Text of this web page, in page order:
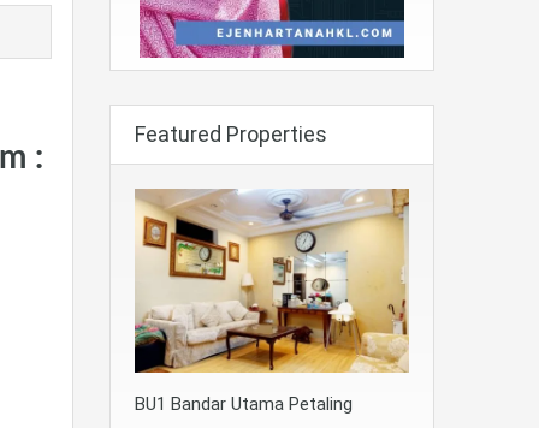
:
Featured Properties
BU1 Bandar Utama Petaling